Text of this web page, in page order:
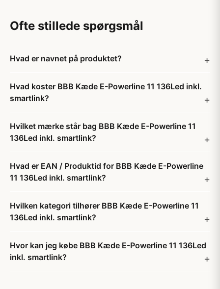
Ofte stillede spørgsmål
Hvad er navnet på produktet?
Hvad koster BBB Kæde E-Powerline 11 136Led inkl.
smartlink?
Hvilket mærke står bag BBB Kæde E-Powerline 11
136Led inkl. smartlink?
Hvad er EAN / Produktid for BBB Kæde E-Powerline
11 136Led inkl. smartlink?
Hvilken kategori tilhører BBB Kæde E-Powerline 11
136Led inkl. smartlink?
Hvor kan jeg købe BBB Kæde E-Powerline 11 136Led
inkl. smartlink?